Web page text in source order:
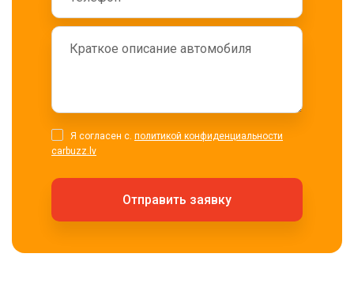
Я согласен с. политикой конфиденциальности
carbuzz.lv
Отправить заявку